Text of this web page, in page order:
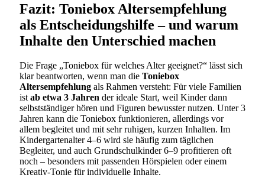
Fazit: Toniebox Altersempfehlung
als Entscheidungshilfe – und warum
Inhalte den Unterschied machen
Die Frage „Toniebox für welches Alter geeignet?“ lässt sich
klar beantworten, wenn man die Toniebox
Altersempfehlung als Rahmen versteht: Für viele Familien
istab etwa 3 Jahren der ideale Start, weil Kinder dann
selbstständiger hören und Figuren bewusster nutzen. Unter 3
Jahren kann die Toniebox funktionieren, allerdings vor
allem begleitet und mit sehr ruhigen, kurzen Inhalten. Im
Kindergartenalter 4–6 wird sie häufig zum täglichen
Begleiter, und auch Grundschulkinder 6–9 profitieren oft
noch – besonders mit passenden Hörspielen oder einem
Kreativ-Tonie für individuelle Inhalte.